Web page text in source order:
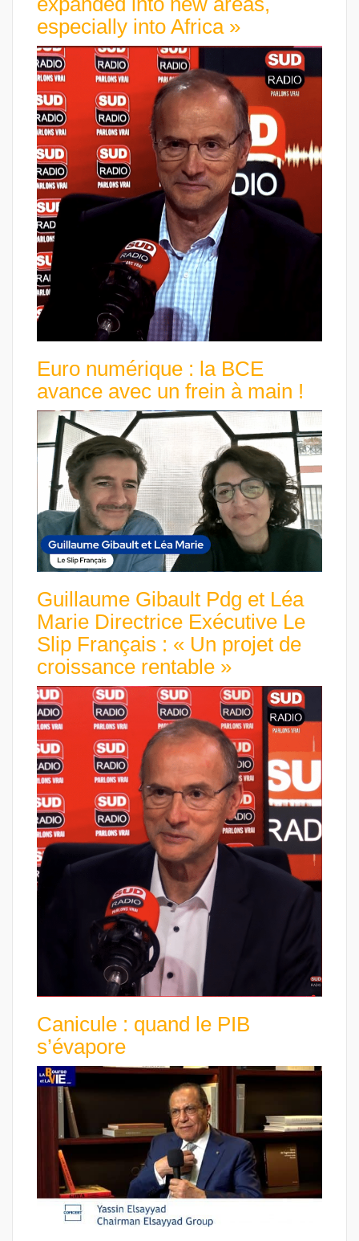
especially into Africa »
Euro numérique : la BCE
avance avec un frein à main !
Guillaume Gibault Pdg et Léa
Marie Directrice Exécutive Le
Slip Français : « Un projet de
croissance rentable »
Canicule : quand le PIB
s’évapore